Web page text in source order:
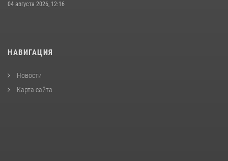
04 августа 2026, 12:16
НАВИГАЦИЯ
Новости
Карта сайта